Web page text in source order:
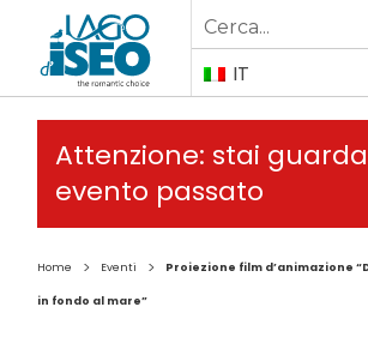
Search
for:
IT
Attenzione: stai
evento passato
Home > Eventi > Proiezione film d’animazione
in fondo al mare”